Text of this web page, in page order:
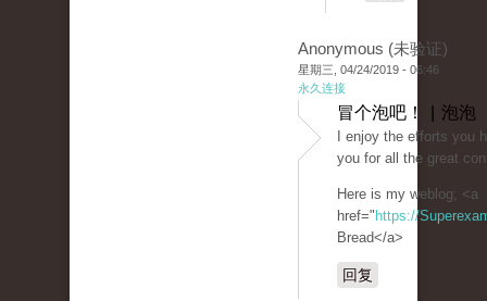
Anonymous (未验证)
星期三, 04/24/2019 - 06:46
永久连接
冒个泡吧！ | 泡泡
I enjoy the efforts you
you for all the great
Here is my weblog; <a
href=" https://
Bread</a>
回复